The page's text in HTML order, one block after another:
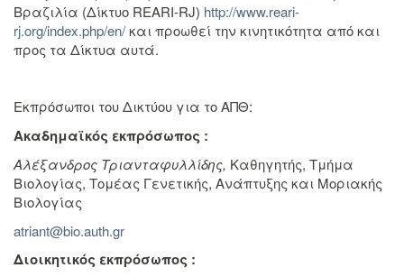
Βραζιλία (Δίκτυο REARI-RJ) http://www.reari-
rj.org/index.php/en/και προωθεί την κινητικότητα από και
προς τα Δίκτυα αυτά.
Εκπρόσωποι του Δικτύου για το ΑΠΘ:
Ακαδημαϊκός εκπρόσωπος :
Αλέξανδρος Τριανταφυλλίδης, Καθηγητής, Τμήμα
Βιολογίας, Τομέας Γενετικής, Ανάπτυξης και Μοριακής
Βιολογίας
atriant@bio.auth.gr
Διοικητικός εκπρόσωπος :